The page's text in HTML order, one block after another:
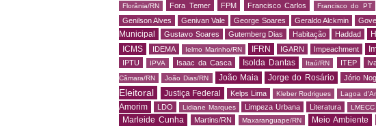
Florânia/RN Fora Temer FPM Francisco Carlos Francisco do PT
Genilson Alves Genivan Vale George Soares Geraldo Alckmin
Municipal
Gustavo Soares Gutemberg Dias Habitação Haddad
ICMS IDEMA Ielmo Marinho/RN IFRN IGARN Impeachment
IPTU IPVA Isaac da Casca Isolda Dantas Itaú/RN ITEP
Câmara/RN
João Dias/RN João Maia Jorge do Rosário Jório
Eleitoral
Justiça Federal Kelps Lima Kleber Rodrigues Lagoa
Amorim
LDO Lidiane Marques Limpeza Urbana Literatura LMECC
Marleide Cunha Martins/RN Maxaranguape/RN Meio Ambiente